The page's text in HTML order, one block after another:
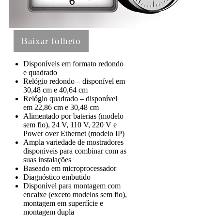
Baixar folheto
Disponíveis em formato redondo
e quadrado
Relógio redondo – disponível em
30,48 cm e 40,64 cm
Relógio quadrado – disponível
em 22,86 cm e 30,48 cm
Alimentado por baterias (modelo
sem fio), 24 V, 110 V, 220 V e
Power over Ethernet (modelo IP)
Ampla variedade de mostradores
disponíveis para combinar com as
suas instalações
Baseado em microprocessador
Diagnóstico embutido
Disponível para montagem com
encaixe (exceto modelos sem fio),
montagem em superfície e
montagem dupla